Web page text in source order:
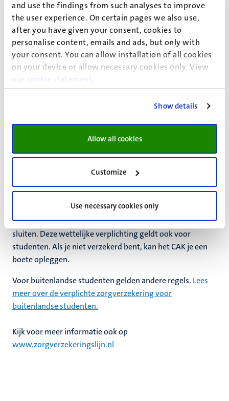
and use the findings from such analyses to improve
the user experience. On certain pages we also use,
after you have given your consent, cookies to
personalise content, emails and ads, but only with
your consent. You can allow installation of all cookies
on your device or allow necessary cookies only. View
our
cookie statement
Show details
Allow all cookies
Customize
Use necessary cookies only
Middelengebruik
Heb je de neiging om (te) veel alcohol of andere drugs te
gebruiken?
Jellinek - studenten en middelengebruik
Drugs info
Zorgverzekering
Ben je 18 jaar of ouder en woon en/of werk je in
Nederland? Dan ben je verplicht een zorgverzekering af te
sluiten. Deze wettelijke verplichting geldt ook voor
studenten. Als je niet verzekerd bent, kan het CAK je een
boete opleggen.
Voor buitenlandse studenten gelden andere regels. Lees
meer over de verplichte zorgverzekering voor
buitenlandse studenten.
Kijk voor meer informatie ook op
www.zorgverzekeringslijn.nl